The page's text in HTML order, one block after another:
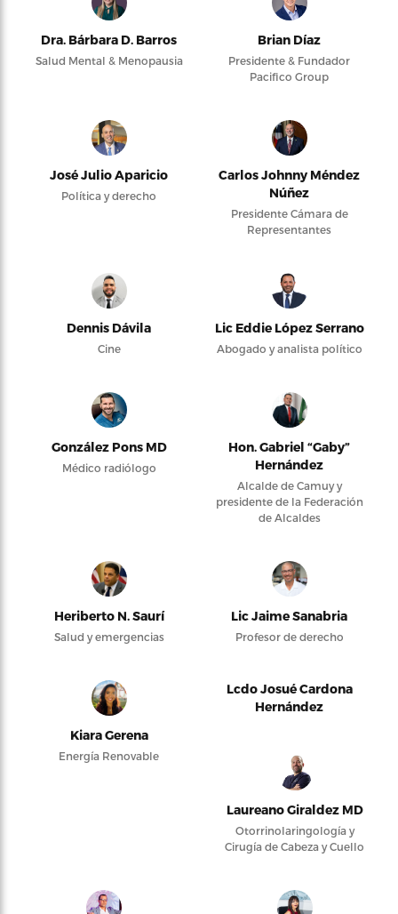
Dra. Bárbara D. Barros
Salud Mental & Menopausia
Brian Díaz
Presidente & Fundador
Pacifico Group
José Julio Aparicio
Política y derecho
Carlos Johnny Méndez
Núñez
Presidente Cámara de
Representantes
Dennis Dávila
Cine
Lic Eddie López Serrano
Abogado y analista político
González Pons MD
Médico radiólogo
Hon. Gabriel “Gaby”
Hernández
Alcalde de Camuy y
presidente de la Federación
de Alcaldes
Heriberto N. Saurí
Salud y emergencias
Lic Jaime Sanabria
Profesor de derecho
Kiara Gerena
Energía Renovable
Lcdo Josué Cardona
Hernández
Laureano Giraldez MD
Otorrinolaringología y
Cirugía de Cabeza y Cuello